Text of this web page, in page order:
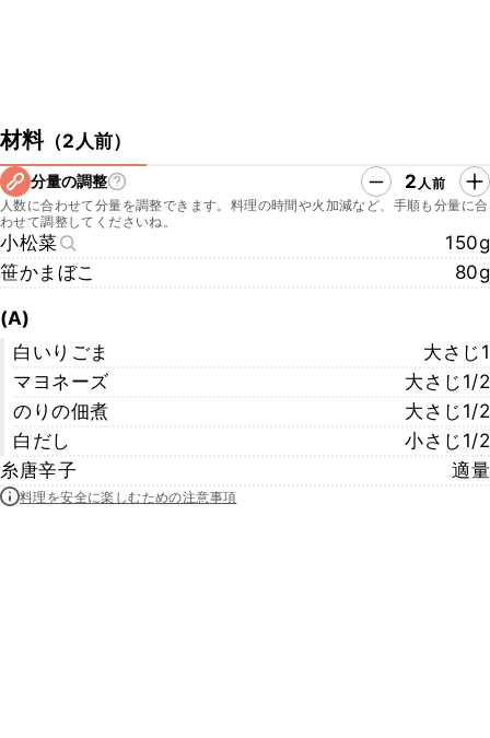
材料（2人前）
分量の調整 2 人前
人数に合わせて分量を調整できます。料理の時間や火加減など、手順も分量に合
わせて調整してくださいね。
小松菜
150g
笹かまぼこ
80g
(A)
白いりごま
大さじ1
マヨネーズ
大さじ1/2
のりの佃煮
大さじ1/2
白だし
小さじ1/2
糸唐辛子
適量
料理を安全に楽しむための注意事項